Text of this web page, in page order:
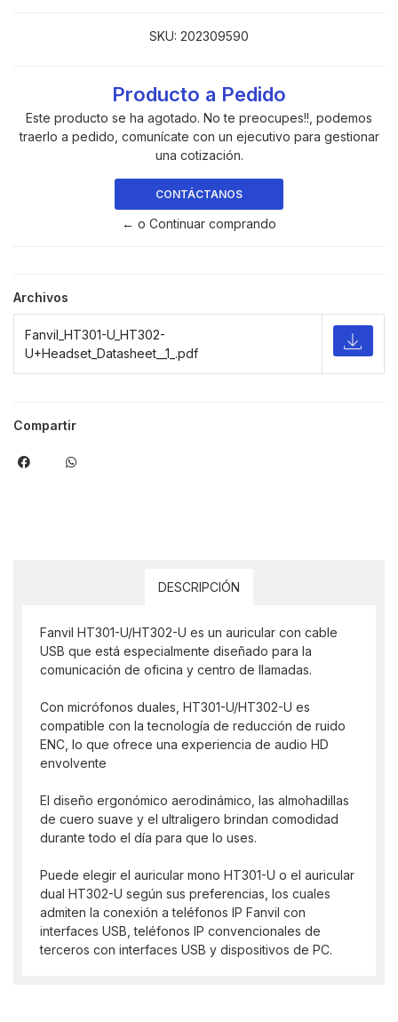
SKU: 202309590
Producto a Pedido
Este producto se ha agotado. No te preocupes!!, podemos
traerlo a pedido, comunícate con un ejecutivo para gestionar
una cotización.
CONTÁCTANOS
← o Continuar comprando
Archivos
Fanvil_HT301-U_HT302-
U+Headset_Datasheet__1_.pdf
Compartir
DESCRIPCIÓN
Fanvil HT301-U/HT302-U es un auricular con cable
USB que está especialmente diseñado para la
comunicación de oficina y centro de llamadas.
Con micrófonos duales, HT301-U/HT302-U es
compatible con la tecnología de reducción de ruido
ENC, lo que ofrece una experiencia de audio HD
envolvente
El diseño ergonómico aerodinámico, las almohadillas
de cuero suave y el ultraligero brindan comodidad
durante todo el día para que lo uses.
Puede elegir el auricular mono HT301-U o el auricular
dual HT302-U según sus preferencias, los cuales
admiten la conexión a teléfonos IP Fanvil con
interfaces USB, teléfonos IP convencionales de
terceros con interfaces USB y dispositivos de PC.